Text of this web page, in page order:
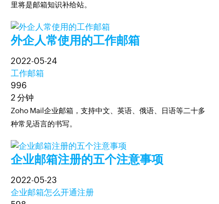
里将是邮箱知识补给站。
外企人常使用的工作邮箱
2022-05-24
工作邮箱
996
2 分钟
Zoho Mail企业邮箱，支持中文、英语、俄语、日语等二十多
种常见语言的书写。
企业邮箱注册的五个注意事项
2022-05-23
企业邮箱怎么开通注册